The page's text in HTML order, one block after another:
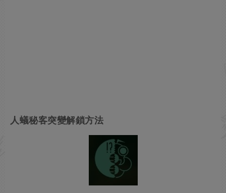
人蟻秘客突變解鎖方法